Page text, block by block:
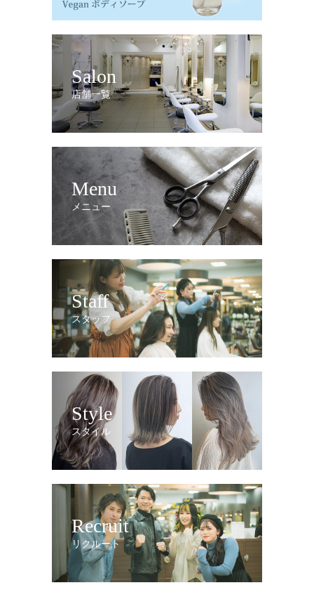
Salon
店舗一覧
Menu
メニュー
Staff
スタッフ
Style
スタイル
Recruit
リクルート